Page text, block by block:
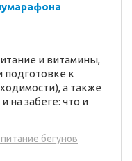
и витамины,
подготовке к
а также
на забеге: что и
бегунов